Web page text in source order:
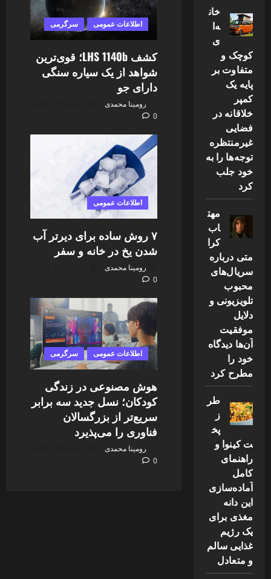
اطلاعات عمومی سرگرمی
کشف LHS 1140b؛ قوی‌ترین
شواهد از یک سیاره سنگی
دارای جو
رومینا محمدی
0
اطلاعات عمومی
۷ روش ساده برای دیرتر آب
شدن یخ در خانه و سفر
رومینا محمدی
0
اطلاعات عمومی سرگرمی
هوش مصنوعی در زندگی
کودکان؛ نسل جدید سه برابر
سریع‌تر از بزرگسالان
فناوری را می‌پذیرد
رومینا محمدی
0
خان
ه‌ا
ی
کوچک و
متفاوت بر
پایه یک
کمپر
خلاقانه در
فضایی
غیرمنتظره
توجه‌ها را به
خود جلب
کرد
مهت
اب
کرا
متی درباره
سریال‌های
محبوب
تلویزیونی و
دلایل
موفقیت
آن‌ها دیدگاه
خود را
مطرح کرد
طر
ز
پخ
ت کینوا و
راهنمای
کامل
آماده‌سازی
این دانه
مغذی برای
یک رژیم
غذایی سالم
و متعادل